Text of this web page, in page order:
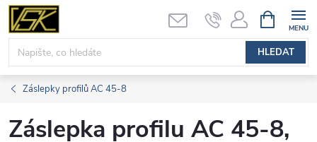
Přejít
obsah
HLEDAT
NÁKUPNÍ
KOŠÍK
Záslepky profilů AC 45-8
Záslepka profilu AC 45-8,